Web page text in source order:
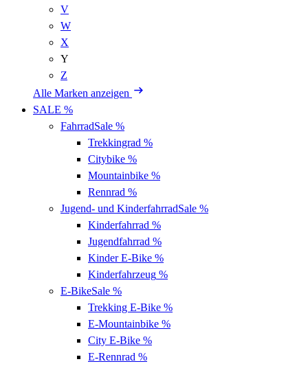
V
W
X
Y
Z
Alle Marken anzeigen
SALE %
FahrradSale %
Trekkingrad %
Citybike %
Mountainbike %
Rennrad %
Jugend- und KinderfahrradSale %
Kinderfahrrad %
Jugendfahrrad %
Kinder E-Bike %
Kinderfahrzeug %
E-BikeSale %
Trekking E-Bike %
E-Mountainbike %
City E-Bike %
E-Rennrad %